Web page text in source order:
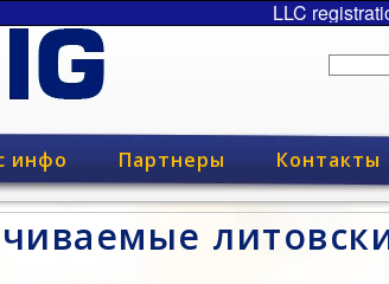
инфо Партнеры Контакты
LLC